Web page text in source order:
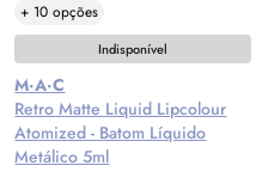
+ 10 opções
Indisponível
M·A·C
Retro Matte Liquid Lipcolour
Atomized - Batom Líquido
Metálico 5ml